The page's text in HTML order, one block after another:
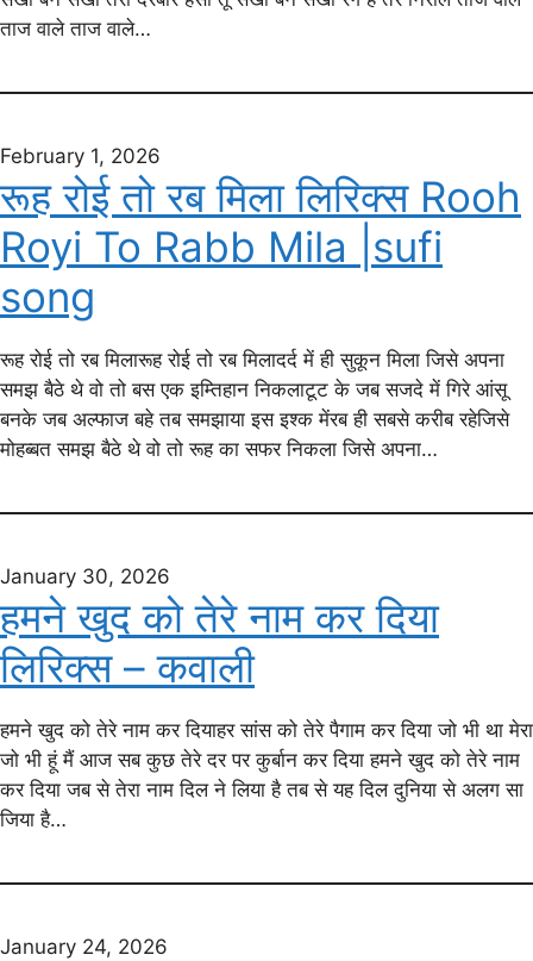
ताज वाले ताज वाले…
February 1, 2026
रूह रोई तो रब मिला लिरिक्स Rooh
Royi To Rabb Mila |sufi
song
रूह रोई तो रब मिलारूह रोई तो रब मिलादर्द में ही सुकून मिला जिसे अपना
समझ बैठे थे वो तो बस एक इम्तिहान निकलाटूट के जब सजदे में गिरे आंसू
बनके जब अल्फाज बहे तब समझाया इस इश्क मेंरब ही सबसे करीब रहेजिसे
मोहब्बत समझ बैठे थे वो तो रूह का सफर निकला जिसे अपना…
January 30, 2026
हमने खुद को तेरे नाम कर दिया
लिरिक्स – कवाली
हमने खुद को तेरे नाम कर दियाहर सांस को तेरे पैगाम कर दिया जो भी था मेरा
जो भी हूं मैं आज सब कुछ तेरे दर पर कुर्बान कर दिया हमने खुद को तेरे नाम
कर दिया जब से तेरा नाम दिल ने लिया है तब से यह दिल दुनिया से अलग सा
जिया है…
January 24, 2026